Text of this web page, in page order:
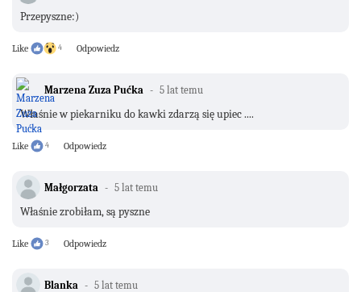
Przepyszne:)
Like 4 Odpowiedz
Marzena Zuza Pućka 5 lat temu
Właśnie w piekarniku do kawki zdarzą się upiec ....
Like 4 Odpowiedz
Małgorzata 5 lat temu
Właśnie zrobiłam, są pyszne
Like 3 Odpowiedz
Blanka 5 lat temu